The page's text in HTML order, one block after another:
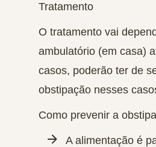
Tratamento
O tratamento vai
ambulatório (em casa)
casos, poderão ter de
obstipação nesses
Como prevenir a
A alimentação é